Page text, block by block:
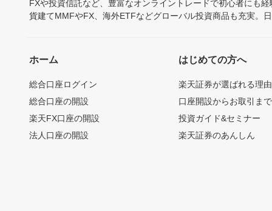
FXや投資信託など、豊富なオンライントレードで初心者にも
貨建てMMFやFX、海外ETFなどグローバル投資商品も充実。
ホーム
総合口座ログイン
総合口座の開設
楽天FX口座の開設
法人口座の開設
はじめての方へ
楽天証券が選ばれる理由
口座開設からお取引ま
投資ガイド&セミナー
楽天証券のあんしん